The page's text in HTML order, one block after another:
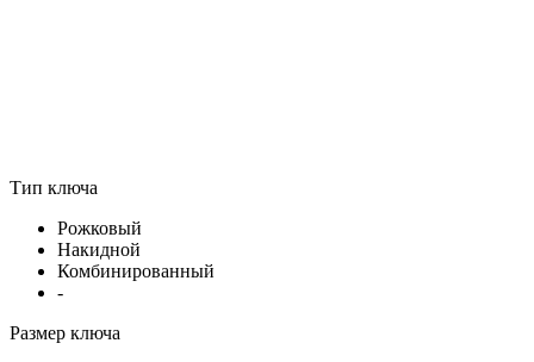
Тип ключа
Рожковый
Накидной
Комбинированный
-
Размер ключа